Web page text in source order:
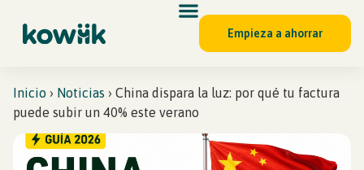
Empieza a ahorrar
Inicio › Noticias › China dispara la luz: por qué tu factura
puede subir un 40% este verano